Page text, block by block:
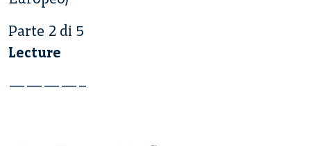
Parte 2 di 5
Lecture
————–